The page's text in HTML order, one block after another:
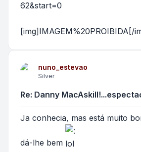
62&start=0
[img]IMAGEM%20PROIBIDA[/
nuno_estevao
Silver
Re: Danny
Ja conhecia, mas está muito
dá-lhe bem